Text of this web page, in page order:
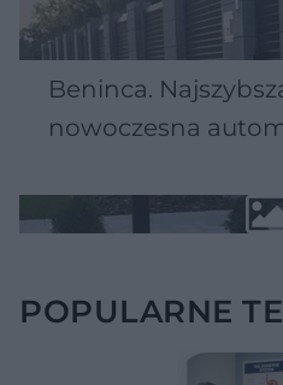
Beninca.
nowoczesna
POPULARNE